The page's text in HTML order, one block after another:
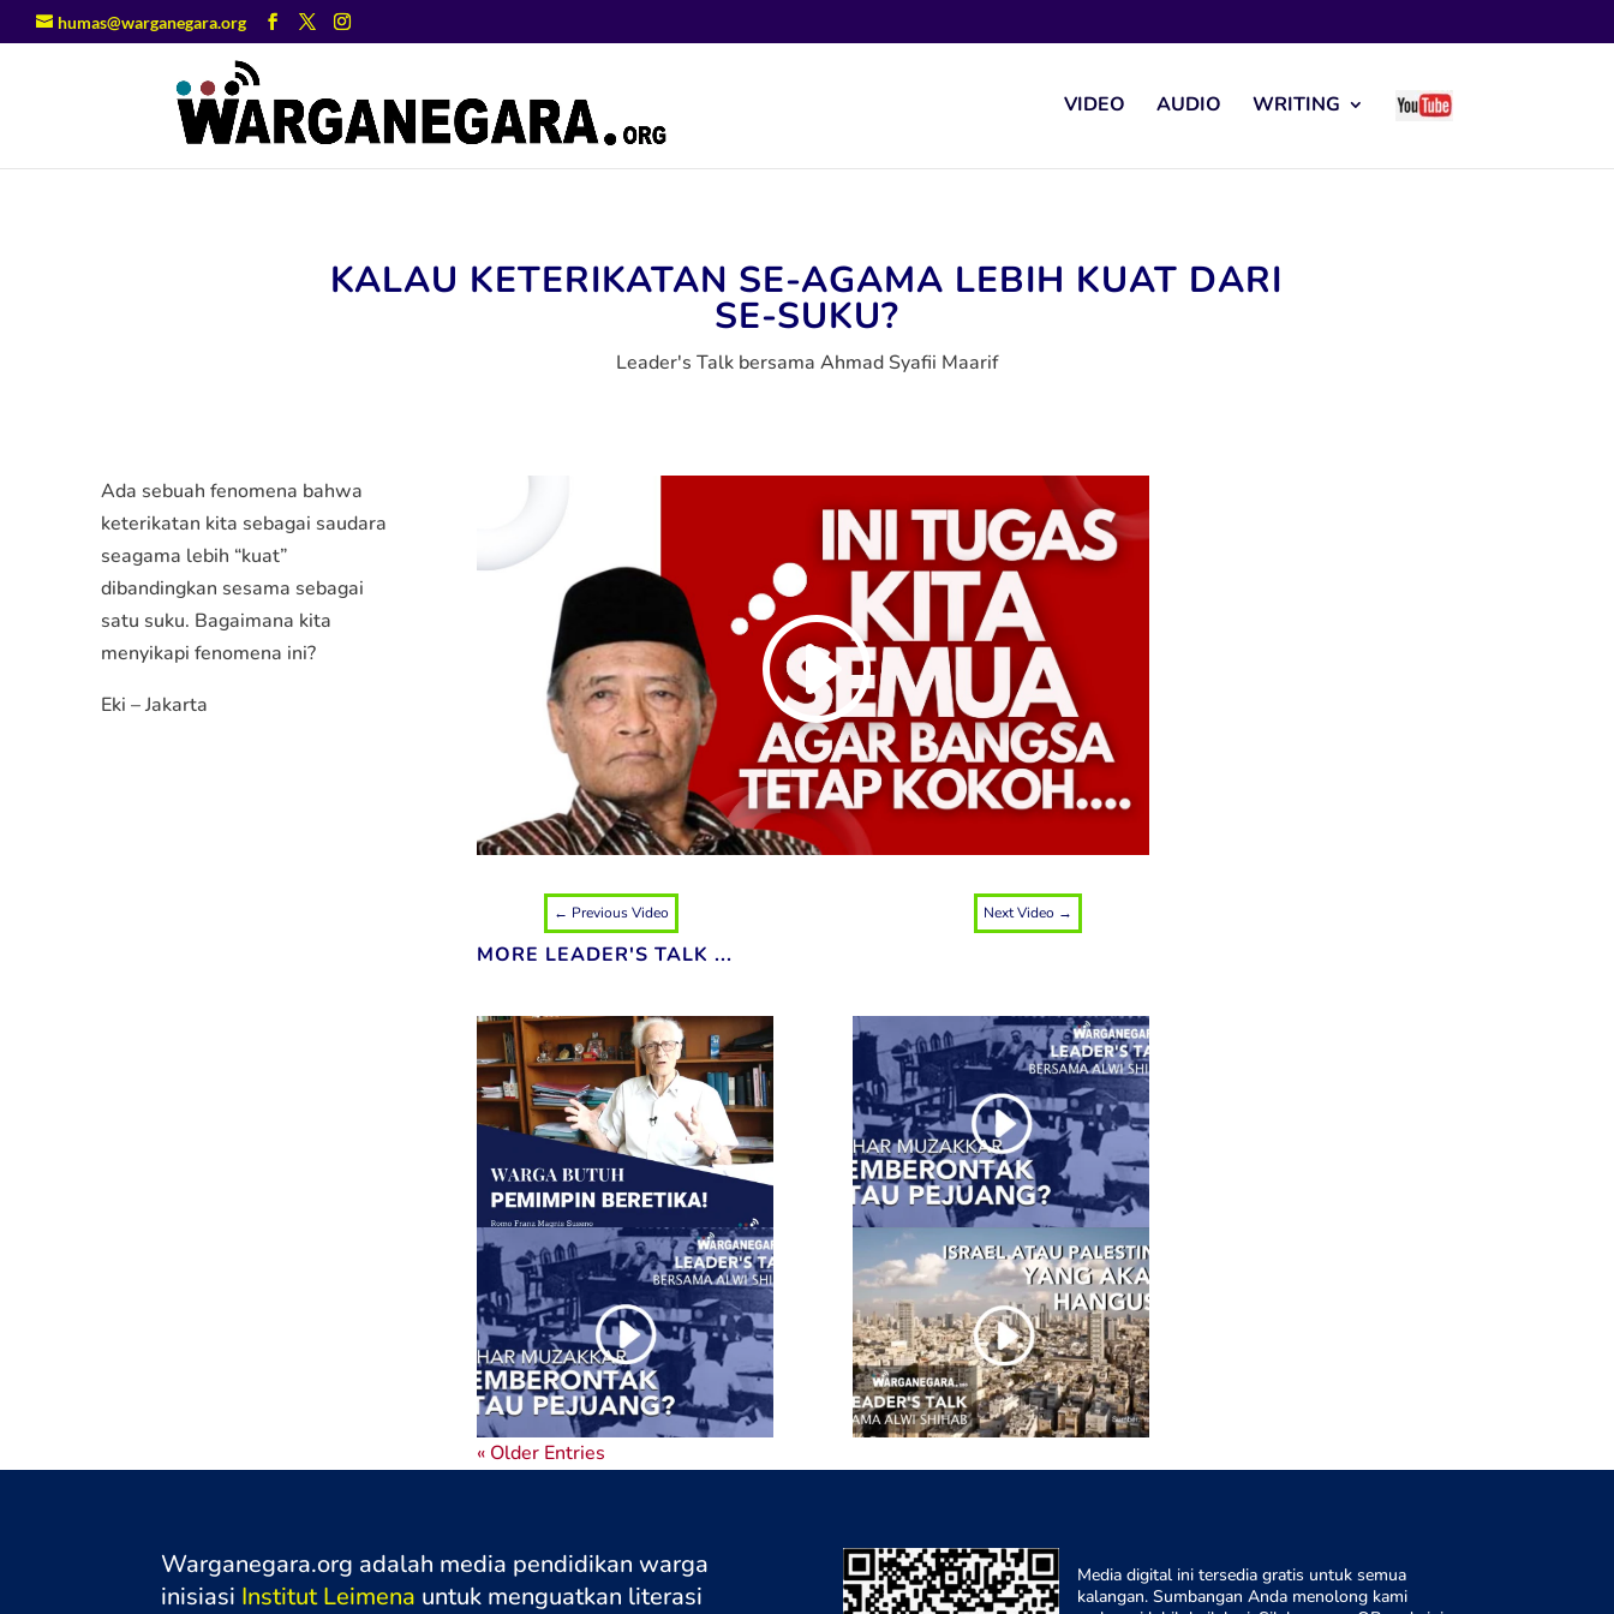
humas@warganegara.org
VIDEO AUDIO WRITING
KALAU KETERIKATAN SE-AGAMA LEBIH KUAT DARI
SE-SUKU?
Leader's Talk bersama Ahmad Syafii Maarif
Ada sebuah fenomena bahwa
keterikatan kita sebagai saudara
seagama lebih “kuat”
dibandingkan sesama sebagai
satu suku. Bagaimana kita
menyikapi fenomena ini?
Eki – Jakarta
← Previous Video Next Video →
MORE LEADER'S TALK ...
« Older Entries
Warganegara.org adalah media pendidikan warga
inisiasi Institut Leimena untuk menguatkan literasi
Media digital ini tersedia gratis untuk semua
kalangan. Sumbangan Anda menolong kami